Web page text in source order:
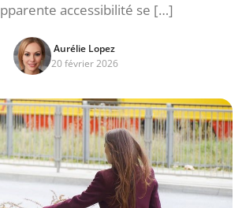
accessibilité se […]
Aurélie Lopez
20 février 2026